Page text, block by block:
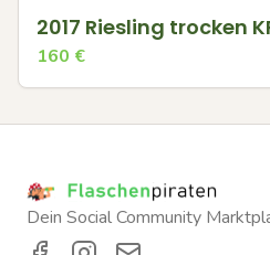
2017 Riesling trocken
160 €
Dein Social Community